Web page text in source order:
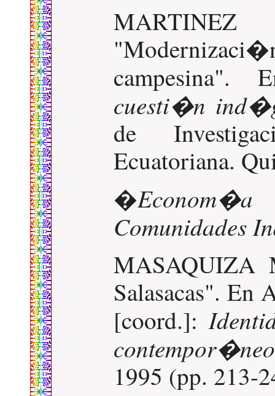
cuesti�n
de
Ecuatoriana.
�
Comunidades
MASAQUIZA
Salasacas".
[coord.]:
contempor�neo
1995 (pp. 213-